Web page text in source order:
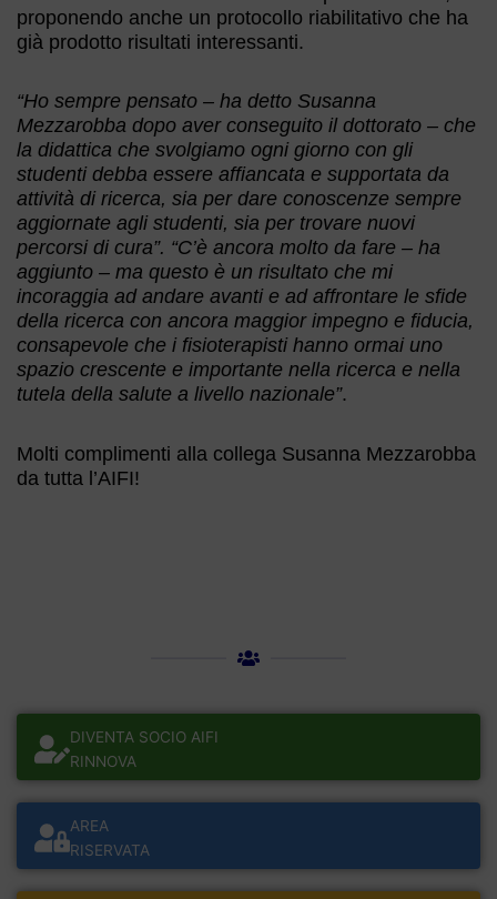
proponendo anche un protocollo riabilitativo che ha
già prodotto risultati interessanti.
“Ho sempre pensato – ha detto Susanna
Mezzarobba dopo aver conseguito il dottorato – che
la didattica che svolgiamo ogni giorno con gli
studenti debba essere affiancata e supportata da
attività di ricerca, sia per dare conoscenze sempre
aggiornate agli studenti, sia per trovare nuovi
percorsi di cura”. “C’è ancora molto da fare – ha
aggiunto – ma questo è un risultato che mi
incoraggia ad andare avanti e ad affrontare le sfide
della ricerca con ancora maggior impegno e fiducia,
consapevole che i fisioterapisti hanno ormai uno
spazio crescente e importante nella ricerca e nella
tutela della salute a livello nazionale”.
Molti complimenti alla collega Susanna Mezzarobba
da tutta l’AIFI!
DIVENTA SOCIO AIFI
RINNOVA
AREA
RISERVATA